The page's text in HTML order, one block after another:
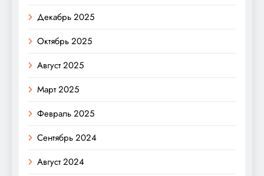
Декабрь 2025
Октябрь 2025
Август 2025
Март 2025
Февраль 2025
Сентябрь 2024
Август 2024